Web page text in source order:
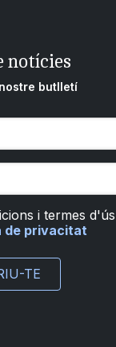
notícies
butlletí
i termes d'ús
de privacitat
TE